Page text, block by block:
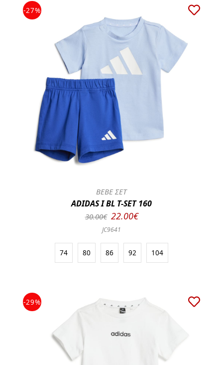
-27%
BEBE ΣΕΤ
ADIDAS I BL T-SET 160
30.00€ 22.00€
JC9641
74 80 86 92 104
-29%